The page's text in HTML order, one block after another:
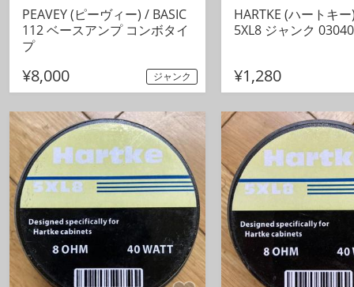
PEAVEY (ピーヴィー) / BASIC
112 ベースアンプ コンボタイ
プ
¥8,000 ジャンク
HARTKE (ハートキ
5XL8 ジャンク
¥1,280